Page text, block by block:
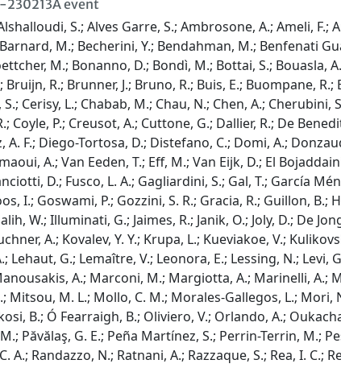
230213A event
S.; Alves Garre, S.; Ambrosone, A.; Ameli,
M.; Becherini, Y.; Bendahman, M.; Benfenati
M.; Bonanno, D.; Bondì, M.; Bottai, S.; Bouasla,
R.; Brunner, J.; Bruno, R.; Buis, E.; Buompane,
Cerisy, L.; Chabab, M.; Chau, N.; Chen, A.;
Coyle, P.; Creusot, A.; Cuttone, G.; Dallier, R.; De
A. F.; Diego-Tortosa, D.; Distefano, C.; Domi, A.;
A.; Van Eeden, T.; Eff, M.; Van Eijk, D.; El
D.; Fusco, L. A.; Gagliardini, S.; Gal, T.; García
I.; Goswami, P.; Gozzini, S. R.; Gracia, R.; Guillon,
W.; Illuminati, G.; Jaimes, R.; Janik, O.; Joly, D.; De
A.; Kovalev, Y. Y.; Krupa, L.; Kueviakoe, V.;
Lehaut, G.; Lemaître, V.; Leonora, E.; Lessing, N.;
A.; Marconi, M.; Margiotta, A.; Marinelli,
Mitsou, M. L.; Mollo, C. M.; Morales-Gallegos, L.;
B.; Ó Fearraigh, B.; Oliviero, V.; Orlando, A.;
Păvălaş, G. E.; Peña Martínez, S.; Perrin-Terrin, M.;
A.; Randazzo, N.; Ratnani, A.; Razzaque, S.; Rea, I. C.;